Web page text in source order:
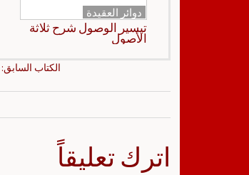
دوائر العقيدة
تيسير الوصول شرح ثلاثة
الأصول
الكتاب السابق:
اترك تعليقاً